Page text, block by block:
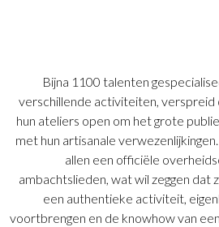
Bijna 1100 talenten
verschillende activiteiten, verspreid
hun ateliers open om het grote
met hun artisanale
allen een officiële
ambachtslieden, wat wil zeggen dat
een authentieke activiteit,
voortbrengen en de knowhow van